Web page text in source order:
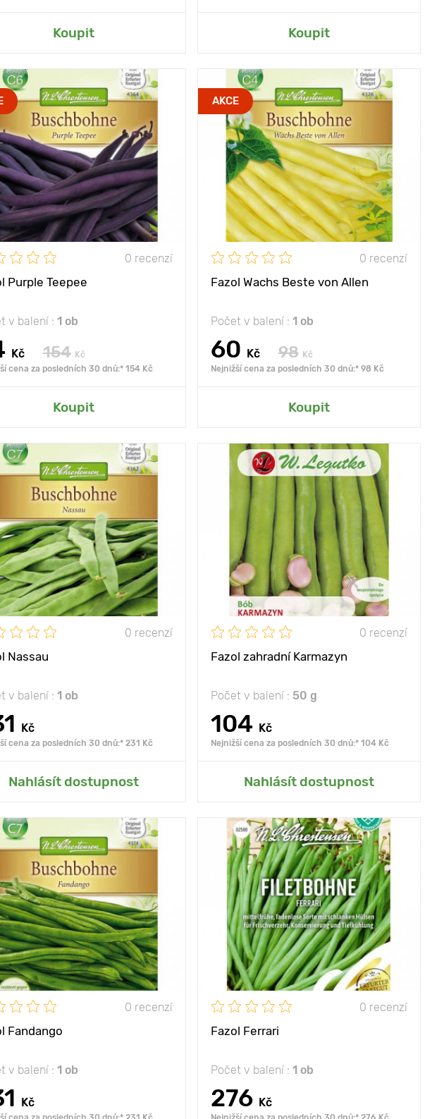
Koupit
Přidat do mé zahrady Koupit
Přidat do mé zahrady
0 recenzí
Purple Teepee
v balení : 1 ob
Kč 154 Kč
cena za posledních 30 dnů:* 154 Kč
Koupit
slunce, polostín
fialové lusky
rostliny 35 - 45 cm
mezi
10 х 40 cm
Přidat do mé zahrady
AKCE
0 recenzí
Fazol Wachs Beste von Allen
Počet v balení : 1 ob
60 Kč 98 Kč
Nejnižší cena za posledních 30 dnů:* 98 Kč
Koupit
Poloha slunce, polostín
Vlastnosti
nejstarších odrůd
Výška rostliny 35 - 45 cm
Vzdálenost mezi
rostlinami
10 х 40 cm
Přidat do mé zahrady
0 recenzí
Nassau
v balení : 1 ob
Kč
cena za posledních 30 dnů:* 231 Kč
Nahlásít dostupnost
slunce, polostín
ploché, rovné lusky
rostliny 35 - 45 cm
mezi
10 х 40 cm
Přidat do mé zahrady
0 recenzí
Fazol zahradní Karmazyn
Počet v balení : 50 g
104 Kč
Nejnižší cena za posledních 30 dnů:* 104 Kč
Nahlásít dostupnost
Poloha slunce
Vlastnosti
rovnoměrné zrání a
poddajnost
Výška rostliny 80 - 100 cm
Vzdálenost mezi
rostlinami
40 х 30
Přidat do mé zahrady
0 recenzí
Fandango
v balení : 1 ob
Kč
slunce, polostín
masité lusky bez
rostliny 35 - 45 cm
mezi
10 х 40 cm
0 recenzí
Fazol Ferrari
Počet v balení : 1 ob
276 Kč
Poloha slunce, polostín
Vlastnosti
odrůda je odolná vůči
různým chorobám
Výška rostliny 35 - 40 cm
Vzdálenost mezi
rostlinami
5 х 40 cm